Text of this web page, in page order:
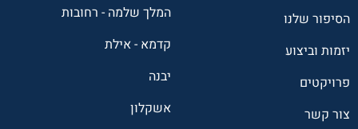
הסיפור שלנו
יזמות וביצוע
פרויקטים
צור קשר
המלך שלמה - רחובות
קדמא - אילת
יבנה
אשקלון